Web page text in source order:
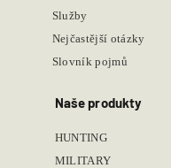
Služby
Nejčastější otázky
Slovník pojmů
Naše produkty
HUNTING
MILITARY